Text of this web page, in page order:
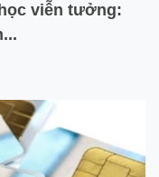
viễn tưởng: